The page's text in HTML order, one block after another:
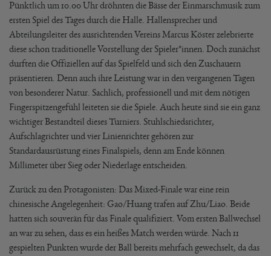
Pünktlich um 10.00 Uhr dröhnten die Bässe der Einmarschmusik zum
ersten Spiel des Tages durch die Halle. Hallensprecher und
Abteilungsleiter des ausrichtenden Vereins Marcus Köster zelebrierte
diese schon traditionelle Vorstellung der Spieler*innen. Doch zunächst
durften die Offiziellen auf das Spielfeld und sich den Zuschauern
präsentieren. Denn auch ihre Leistung war in den vergangenen Tagen
von besonderer Natur. Sachlich, professionell und mit dem nötigen
Fingerspitzengefühl leiteten sie die Spiele. Auch heute sind sie ein ganz
wichtiger Bestandteil dieses Turniers. Stuhlschiedsrichter,
Aufschlagrichter und vier Linienrichter gehören zur
Standardausrüstung eines Finalspiels, denn am Ende können
Millimeter über Sieg oder Niederlage entscheiden.
Zurück zu den Protagonisten: Das Mixed-Finale war eine rein
chinesische Angelegenheit: Gao/Huang trafen auf Zhu/Liao. Beide
hatten sich souverän für das Finale qualifiziert. Vom ersten Ballwechsel
an war zu sehen, dass es ein heißes Match werden würde. Nach 11
gespielten Punkten wurde der Ball bereits mehrfach gewechselt, da das